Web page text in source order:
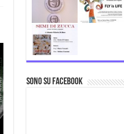
Sono su Facebook